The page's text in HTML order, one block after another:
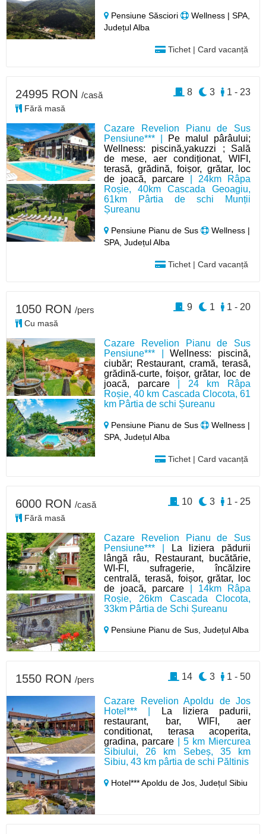
Pensiune Săsciori
Wellness | SPA,
Județul Alba
Tichet | Card vacanță
Cazare Revelion Pianu de Sus
Pensiune*** |
Pe malul pârâului;
Wellness: piscină,yakuzzi ; Sală
de mese, aer condiționat, WIFI,
terasă, grădină, foișor, grătar, loc
de joacă, parcare | 24km Râpa
Roșie, 40km Cascada Geoagiu,
61km Pârtia de schi Munții
Șureanu
Pensiune Pianu de Sus
Wellness |
SPA, Județul Alba
Tichet | Card vacanță
24995 RON /casă
Fără masă
1 - 23
3
8
Cazare Revelion Pianu de Sus
Pensiune*** |Wellness: piscină,
ciubăr; Restaurant, cramă, terasă,
grădină-curte, foișor, grătar, loc de
joacă, parcare| 24 km Râpa
Roșie, 40 km Cascada Clocota, 61
km Pârtia de schi Șureanu
Pensiune Pianu de Sus
Wellness |
SPA, Județul Alba
Tichet | Card vacanță
1050 RON /pers
Cu masă
1 - 20
1
9
Cazare Revelion Pianu de Sus
Pensiune*** |
La liziera pădurii
lângă râu, Restaurant, bucătărie,
WI-FI, sufragerie, încălzire
centrală, terasă, foișor, grătar, loc
de joacă, parcare | 14km Râpa
Roșie, 26km Cascada Clocota,
33km Pârtia de Schi Șureanu
Pensiune Pianu de Sus,Județul Alba
6000 RON /casă
Fără masă
1 - 25
3
10
Cazare Revelion Apoldu de Jos
Hotel*** |
La liziera padurii,
restaurant, bar, WIFI, aer
conditionat, terasa acoperita,
gradina, parcare | 5 km Miercurea
Sibiului, 26 km Sebeș, 35 km
Sibiu, 43 km pârtia de schi Păltinis
Hotel*** Apoldu de Jos,Județul Sibiu
1550 RON /pers 1 - 50
3
14